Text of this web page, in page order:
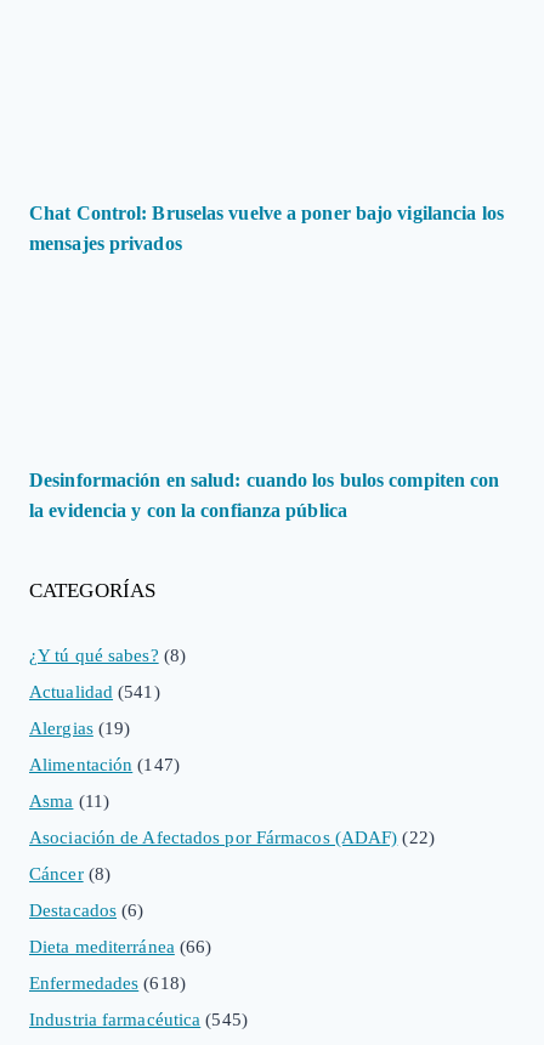
Chat Control: Bruselas vuelve a poner bajo vigilancia los
mensajes privados
Desinformación en salud: cuando los bulos compiten con
la evidencia y con la confianza pública
CATEGORÍAS
¿Y tú qué sabes? (8)
Actualidad (541)
Alergias(19)
Alimentación (147)
Asma (11)
Asociación de Afectados por Fármacos (ADAF) (22)
Cáncer(8)
Destacados (6)
Dieta mediterránea (66)
Enfermedades (618)
Industria farmacéutica (545)